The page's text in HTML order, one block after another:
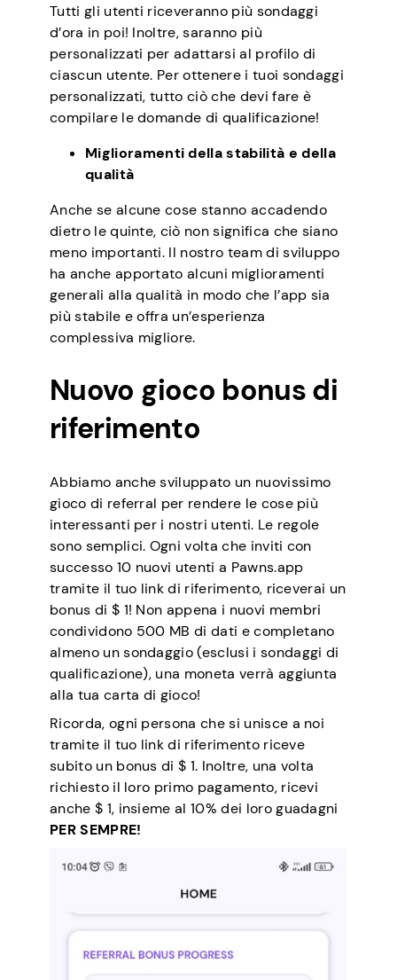
Tutti gli utenti riceveranno più sondaggi
d’ora in poi! Inoltre, saranno più
personalizzati per adattarsi al profilo di
ciascun utente. Per ottenere i tuoi sondaggi
personalizzati, tutto ciò che devi fare è
compilare le domande di qualificazione!
Miglioramenti della stabilità e della
qualità
Anche se alcune cose stanno accadendo
dietro le quinte, ciò non significa che siano
meno importanti. Il nostro team di sviluppo
ha anche apportato alcuni miglioramenti
generali alla qualità in modo che l’app sia
più stabile e offra un’esperienza
complessiva migliore.
Nuovo gioco bonus di
riferimento
Abbiamo anche sviluppato un nuovissimo
gioco di referral per rendere le cose più
interessanti per i nostri utenti. Le regole
sono semplici. Ogni volta che inviti con
successo 10 nuovi utenti a Pawns.app
tramite il tuo link di riferimento, riceverai un
bonus di $ 1! Non appena i nuovi membri
condividono 500 MB di dati e completano
almeno un sondaggio (esclusi i sondaggi di
qualificazione), una moneta verrà aggiunta
alla tua carta di gioco!
Ricorda, ogni persona che si unisce a noi
tramite il tuo link di riferimento riceve
subito un bonus di $ 1. Inoltre, una volta
richiesto il loro primo pagamento, ricevi
anche $ 1, insieme al 10% dei loro guadagni
PER SEMPRE!